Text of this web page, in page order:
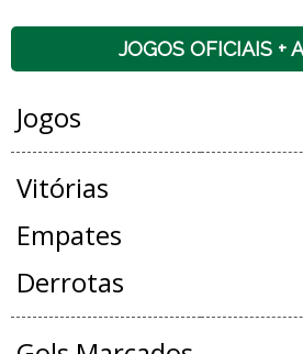
JOGOS OFICIAIS +
Jogos
Vitórias
Empates
Derrotas